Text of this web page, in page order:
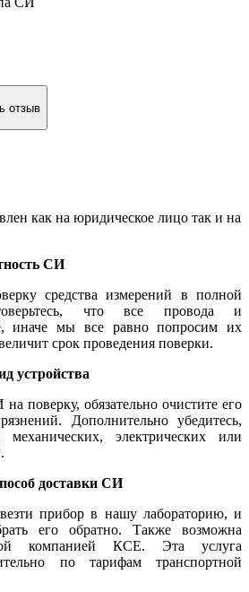
отзыв
как на юридическое лицо так и на
СИ
средства измерений в полной
что все провода и
иначе мы все равно попросим их
срок проведения поверки.
устройства
поверку, обязательно очистите его
Дополнительно убедитесь,
электрических или
доставки СИ
прибор в нашу лабораторию, и
его обратно. Также возможна
компанией КСЕ. Эта услуга
по тарифам транспортной